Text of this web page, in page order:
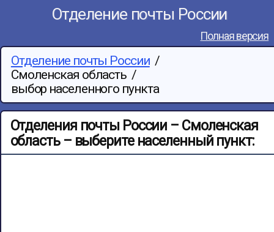
Отделение почты России
Полная версия
Отделение почты России /
Смоленская область /
выбор населенного пункта
Отделения почты России – Смоленская
область – выберите населенный пункт: